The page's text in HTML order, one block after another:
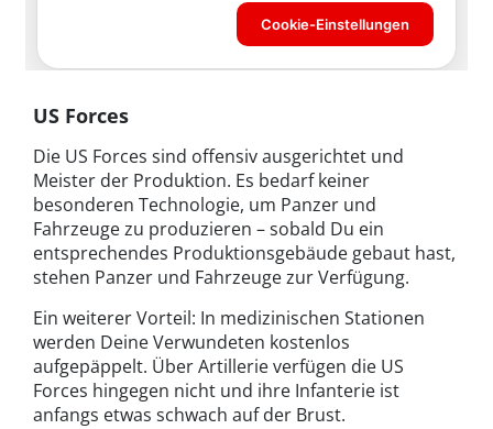
US Forces
Die US Forces sind offensiv ausgerichtet und
Meister der Produktion. Es bedarf keiner
besonderen Technologie, um Panzer und
Fahrzeuge zu produzieren – sobald Du ein
entsprechendes Produktionsgebäude gebaut hast,
stehen Panzer und Fahrzeuge zur Verfügung.
Ein weiterer Vorteil: In medizinischen Stationen
werden Deine Verwundeten kostenlos
aufgepäppelt. Über Artillerie verfügen die US
Forces hingegen nicht und ihre Infanterie ist
anfangs etwas schwach auf der Brust.